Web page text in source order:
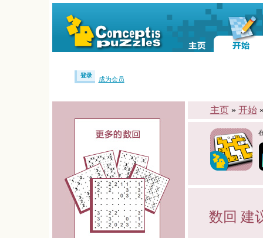
登录
成为会员
主页 » 开始
数回 建